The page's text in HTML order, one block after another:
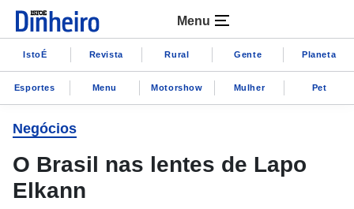
Menu
IstoÉ Revista Rural Gente Planeta
Esportes Menu Motorshow Mulher Pet
Negócios
O Brasil nas lentes de Lapo
Elkann